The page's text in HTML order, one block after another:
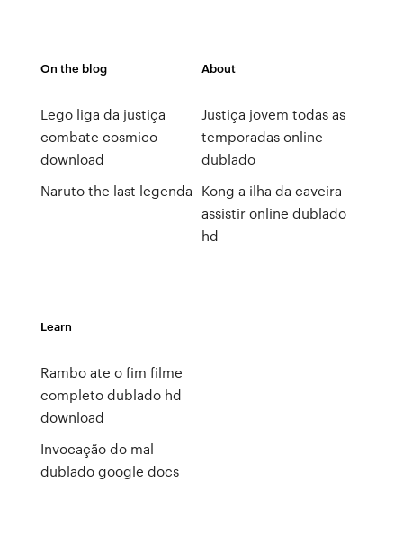
On the blog
Lego liga da justiça
combate cosmico
download
Naruto the last legenda
About
Justiça jovem todas as
temporadas online
dublado
Kong a ilha da caveira
assistir online dublado
hd
Learn
Rambo ate o fim filme
completo dublado hd
download
Invocação do mal
dublado google docs